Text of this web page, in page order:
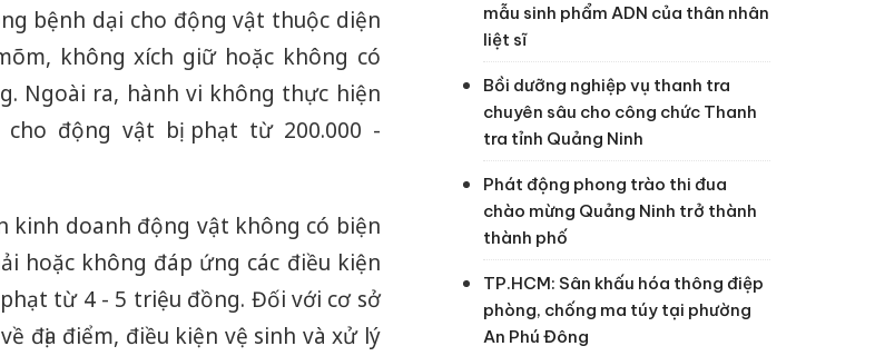
bệnh dại cho động vật thuộc diện
không xích giữ hoặc không có
Ngoài ra, hành vi không thực hiện
động vật bị phạt từ 200.000 -
kinh doanh động vật không có biện
hoặc không đáp ứng các điều kiện
từ 4 - 5 triệu đồng. Đối với cơ sở
địa điểm, điều kiện vệ sinh và xử lý
mẫu sinh phẩm ADN của thân nhân
liệt sĩ
Bồi dưỡng nghiệp vụ thanh tra
chuyên sâu cho công chức Thanh
tra tỉnh Quảng Ninh
Phát động phong trào thi đua
chào mừng Quảng Ninh trở thành
thành phố
TP.HCM: Sân khấu hóa thông điệp
phòng, chống ma túy tại phường
An Phú Đông